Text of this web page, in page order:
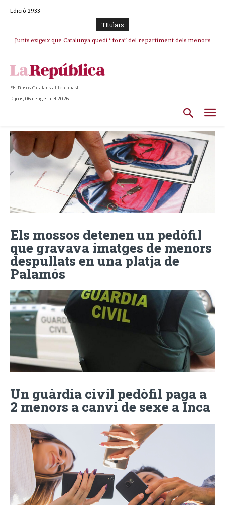
Edició 2933
TItulars
Junts exigeix que Catalunya quedi “fora” del repartiment dels menors
Junqueras demana a l’Estat que assumeixi “responsabilitats” pel “drama
Els Països Catalans al teu abast
Dijous, 06 de agost del 2026
Els mossos detenen un pedòfil
que gravava imatges de menors
despullats en una platja de
Palamós
Un guàrdia civil pedòfil paga a
2 menors a canvi de sexe a Inca